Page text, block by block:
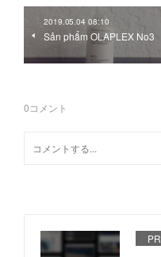
2019.05.04 08:10
Sản phẩm OLAPLEX No3
0コメント
PR